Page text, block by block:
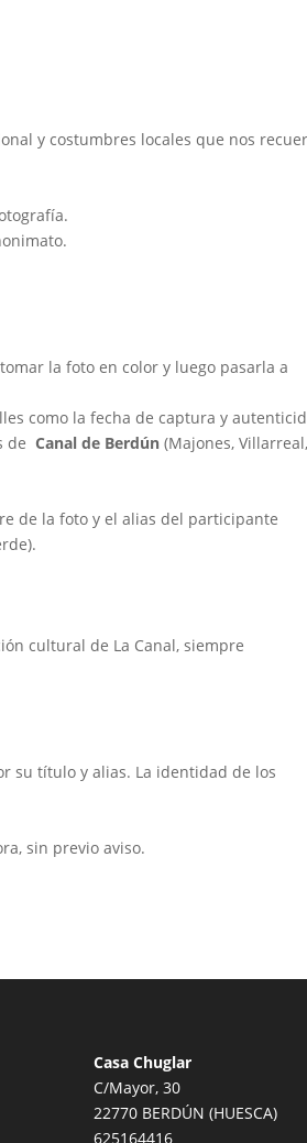
y costumbres locales que nos
la foto en color y luego pasarla a
como la fecha de captura y
de Canal de Berdún (Majones, Villarreal,
de la foto y el alias del participante
cultural de La Canal, siempre
su título y alias. La identidad de los
sin previo aviso.
Casa Chuglar
C/Mayor, 30
22770 BERDÚN (HUESCA)
625164416